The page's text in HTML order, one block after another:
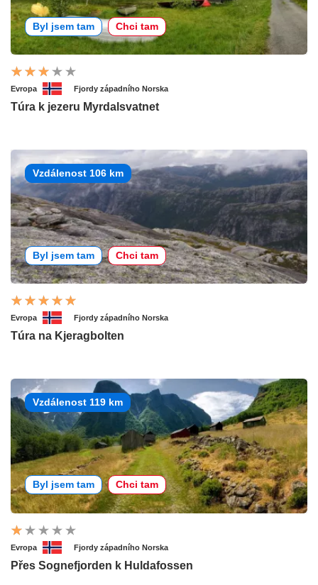
Byl jsem tam Chci tam
Evropa Fjordy západního Norska
Túra k jezeru Myrdalsvatnet
Vzdálenost 106 km
Byl jsem tam Chci tam
Evropa Fjordy západního Norska
Túra na Kjeragbolten
Vzdálenost 119 km
Byl jsem tam Chci tam
Evropa Fjordy západního Norska
Přes Sognefjorden k Huldafossen